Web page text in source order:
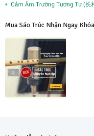
Cảm Âm Trường Tương Tư (长
Mua Sáo Trúc Nhận Ngay